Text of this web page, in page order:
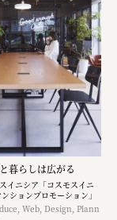
暮らしは広がる
イニシア「コスモスイニ
ションプロモーション」
Web, Design, Plann